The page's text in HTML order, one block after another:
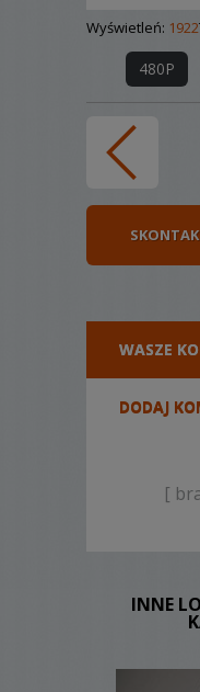
Wyświetleń: 1922
480P
WASZE
DODAJ
[
INNE